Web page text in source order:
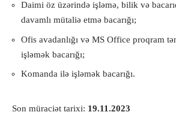
Daimi öz üzərində işləmə, bilik və
davamlı mütaliə etmə bacarığı;
Ofis avadanlığı və MS Office proqram
işləmək bacarığı;
Komanda ilə işləmək bacarığı.
Son müraciət tarixi: 19.11.2023